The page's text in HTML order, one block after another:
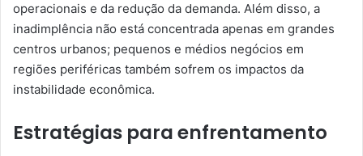
operacionais e da redução da demanda. Além disso, a
inadimplência não está concentrada apenas em grandes
centros urbanos; pequenos e médios negócios em
regiões periféricas também sofrem os impactos da
instabilidade econômica.
Estratégias para enfrentamento